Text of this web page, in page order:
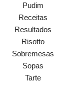
Pudim
Receitas
Resultados
Risotto
Sobremesas
Sopas
Tarte